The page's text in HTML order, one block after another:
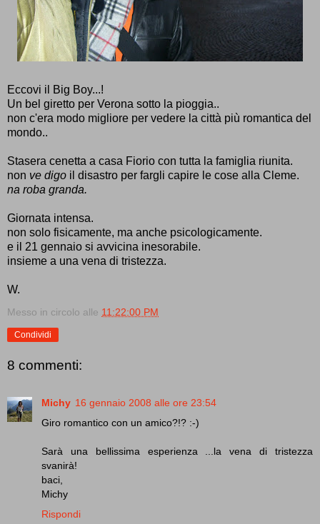
Eccovi il Big Boy...!
Un bel giretto per Verona sotto la pioggia..
non c'era modo migliore per vedere la città più romantica del
mondo..
Stasera cenetta a casa Fiorio con tutta la famiglia riunita.
non ve digo il disastro per fargli capire le cose alla Cleme.
na roba granda.
Giornata intensa.
non solo fisicamente, ma anche psicologicamente.
e il 21 gennaio si avvicina inesorabile.
insieme a una vena di tristezza.
W.
Messo in circolo alle 11:22:00 PM
Condividi
8 commenti:
Michy 16 gennaio 2008 alle ore 23:54
Giro romantico con un amico?!? :-)
Sarà una bellissima esperienza ...la vena di tristezza
svanirà!
baci,
Michy
Rispondi